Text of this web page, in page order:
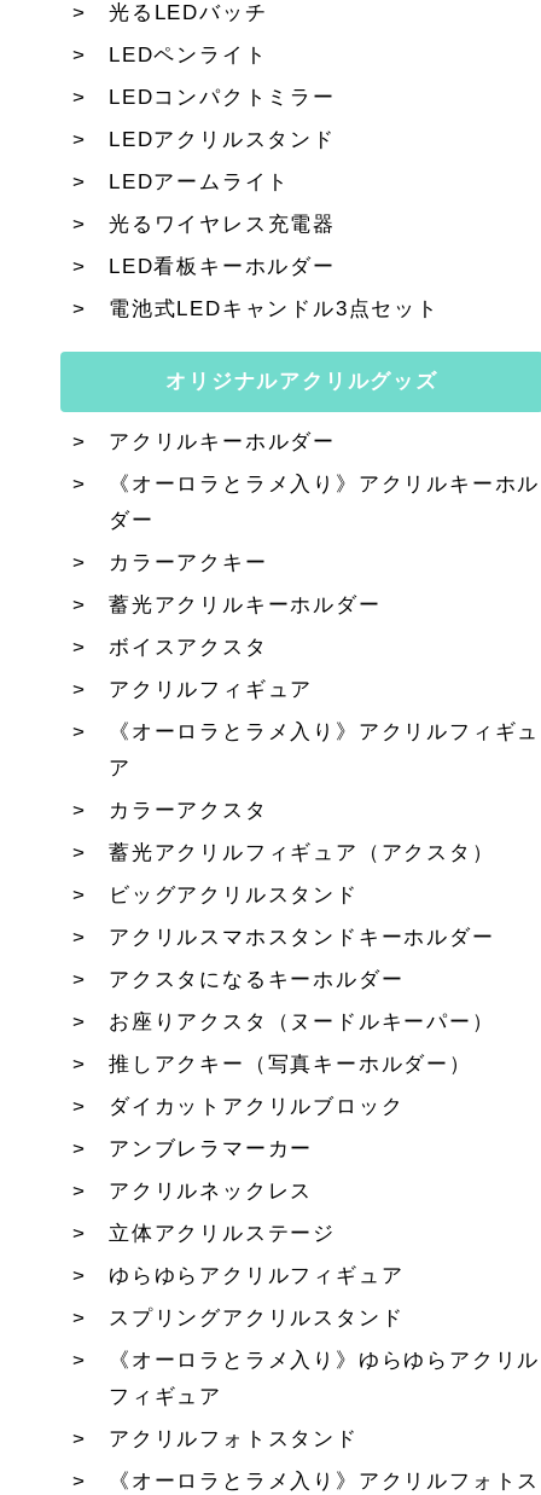
光るLEDバッチ
LEDペンライト
LEDコンパクトミラー
LEDアクリルスタンド
LEDアームライト
光るワイヤレス充電器
LED看板キーホルダー
電池式LEDキャンドル3点セット
オリジナルアクリルグッズ
アクリルキーホルダー
《オーロラとラメ入り》アクリルキーホル
ダー
カラーアクキー
蓄光アクリルキーホルダー
ボイスアクスタ
アクリルフィギュア
《オーロラとラメ入り》アクリルフィギュ
ア
カラーアクスタ
蓄光アクリルフィギュア（アクスタ）
ビッグアクリルスタンド
アクリルスマホスタンドキーホルダー
アクスタになるキーホルダー
お座りアクスタ（ヌードルキーパー）
推しアクキー（写真キーホルダー）
ダイカットアクリルブロック
アンブレラマーカー
アクリルネックレス
立体アクリルステージ
ゆらゆらアクリルフィギュア
スプリングアクリルスタンド
《オーロラとラメ入り》ゆらゆらアクリル
フィギュア
アクリルフォトスタンド
《オーロラとラメ入り》アクリルフォトス